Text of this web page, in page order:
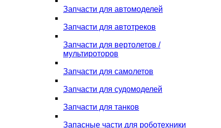
Запчасти для автомоделей
Запчасти для автотреков
Запчасти для вертолетов /
мультироторов
Запчасти для самолетов
Запчасти для судомоделей
Запчасти для танков
Запасные части для роботехники